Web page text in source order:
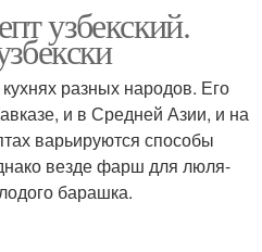
узбекский.
разных народов. Его
и в Средней Азии, и на
варьируются способы
везде фарш для люля-
барашка.